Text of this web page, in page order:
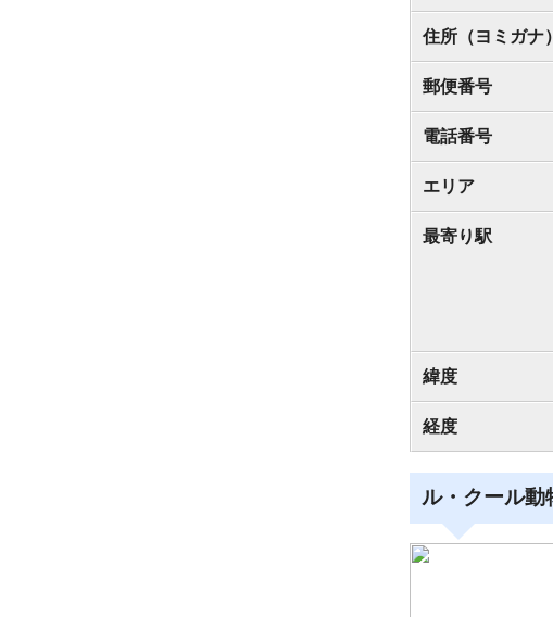
住所（ヨミガナ）
郵便番号
電話番号
エリア
最寄り駅
緯度
経度
ル・クール動